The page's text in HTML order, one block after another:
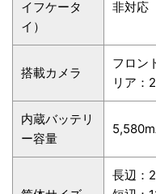
イフケータ
イ）
非対応
搭載カメラ
フロン
リア：
内蔵バッテリ
ー容量
長辺：